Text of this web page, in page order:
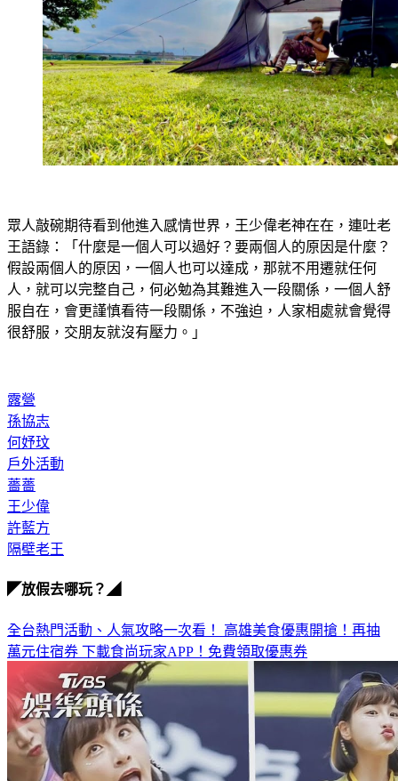
眾人敲碗期待看到他進入感情世界，王少偉老神在在，連吐老
王語錄：「什麼是一個人可以過好？要兩個人的原因是什麼？
假設兩個人的原因，一個人也可以達成，那就不用遷就任何
人，就可以完整自己，何必勉為其難進入一段關係，一個人舒
服自在，會更謹慎看待一段關係，不強迫，人家相處就會覺得
露營
孫協志
何妤玟
戶外活動
薔薔
王少偉
許藍方
全台熱門活動、人氣攻略一次看！高雄美食優惠開搶！再抽
萬元住宿券下載食尚玩家APP！免費領取優惠券